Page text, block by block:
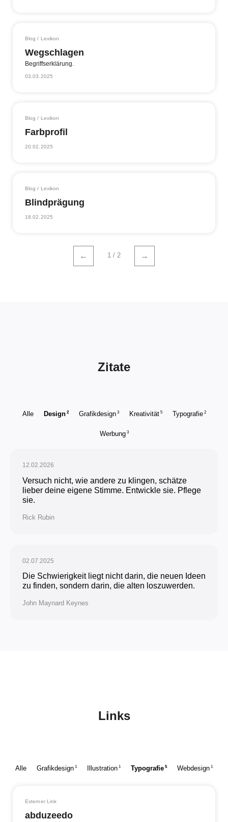
Blog / Lexikon
Wegschlagen
Begriffserklärung.
03.03.2025
Blog / Lexikon
Farbprofil
20.02.2025
Blog / Lexikon
Blindprägung
18.02.2025
← 1 / 2 →
Zitate
Alle Design 2 Grafikdesign3 Kreativität5 Typografie2
Werbung3
12.02.2026
Versuch nicht, wie andere zu klingen, schätze
lieber deine eigene Stimme. Entwickle sie. Pflege
sie.
Rick Rubin
02.07.2025
Die Schwierigkeit liegt nicht darin, die neuen Ideen
zu finden, sondern darin, die alten loszuwerden.
John Maynard Keynes
Links
Alle Grafikdesign 1 Illustration 1 Typografie 5 Webdesign 1
Externer Link
abduzeedo